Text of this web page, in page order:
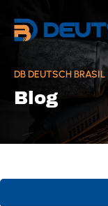
DB DEUTSCH BRASIL
Blog